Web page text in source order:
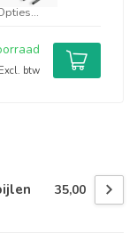
Excl. btw
35,00